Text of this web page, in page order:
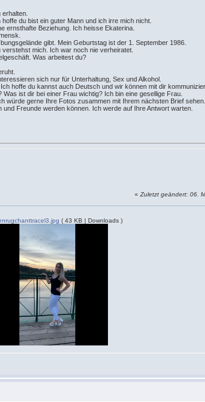
du bist ein guter Mann und ich irre mich nicht.
ernsthafte Beziehung. Ich heisse Ekaterina.
gibt. Mein Geburtstag ist der 1. September 1986.
mich. Ich war noch nie verheiratet.
Was arbeitest du?
sich nur für Unterhaltung, Sex und Alkohol.
hoffe du kannst auch Deutsch und wir können mit dir
ist dir bei einer Frau wichtig? Ich bin eine gesellige Frau.
würde gerne Ihre Fotos zusammen mit Ihrem nächsten Brief sehen.
Freunde werden können. Ich werde auf Ihre Antwort warten.
«Zuletzt geändert: 06.
( 43 KB | Downloads )